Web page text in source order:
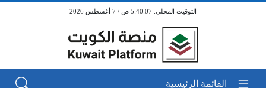
5:40:07 ص / 7 أغسطس 2026